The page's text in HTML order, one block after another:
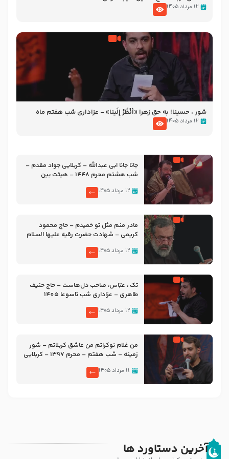
۱۲ مرداد ۱۴۰۵
شور ، حسینا! به‌ حق زهرا «أُنْظُرْ إِلَینا» – عزاداری شب هفتم ماه
محرّم 1405
۱۲ مرداد ۱۴۰۵
جانا جانا ابی عبدالله – کربلایی جواد مقدم –
شب هشتم محرم 1448 – هیئت بین
۱۲ مرداد ۱۴۰۵
مادر منم مثل تو خمیدم – حاج محمود
کریمی – شهادت حضرت رقیه علیها السلام
۱۲ مرداد ۱۴۰۵
تک ، عبّاس، صاحب دل‌هاست – حاج حنیف
طاهری – عزاداری شب تاسوعا 1405
۱۲ مرداد ۱۴۰۵
من غلام نوکراتم من عاشق کربلاتم – شور
زمینه – شب هفتم – محرم 1397 – کربلایی
۱۱ مرداد ۱۴۰۵
آخرین دستاورد ها